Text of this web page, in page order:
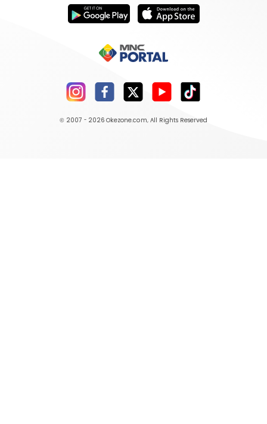
© 2007 - 2026 Okezone.com, All Rights Reserved